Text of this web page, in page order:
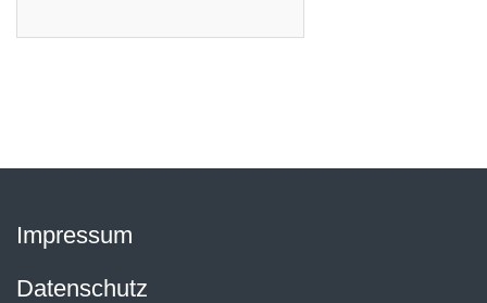
Impressum
Datenschutz